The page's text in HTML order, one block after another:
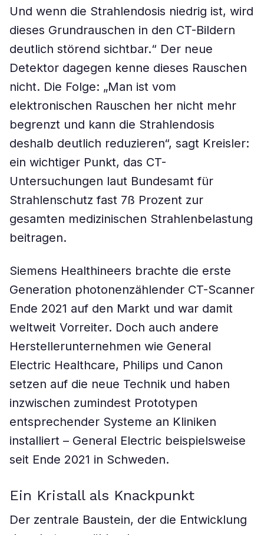
Und wenn die Strahlendosis niedrig ist, wird
dieses Grundrauschen in den CT-Bildern
deutlich störend sichtbar.“ Der neue
Detektor dagegen kenne dieses Rauschen
nicht. Die Folge: „Man ist vom
elektronischen Rauschen her nicht mehr
begrenzt und kann die Strahlendosis
deshalb deutlich reduzieren“, sagt Kreisler:
ein wichtiger Punkt, das CT-
Untersuchungen laut Bundesamt für
Strahlenschutz fast 7ß Prozent zur
gesamten medizinischen Strahlenbelastung
beitragen.
Siemens Healthineers brachte die erste
Generation photonenzählender CT-Scanner
Ende 2021 auf den Markt und war damit
weltweit Vorreiter. Doch auch andere
Herstellerunternehmen wie General
Electric Healthcare, Philips und Canon
setzen auf die neue Technik und haben
inzwischen zumindest Prototypen
entsprechender Systeme an Kliniken
installiert – General Electric beispielsweise
seit Ende 2021 in Schweden.
Ein Kristall als Knackpunkt
Der zentrale Baustein, der die Entwicklung